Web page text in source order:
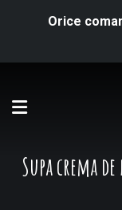
Orice
Supa crema